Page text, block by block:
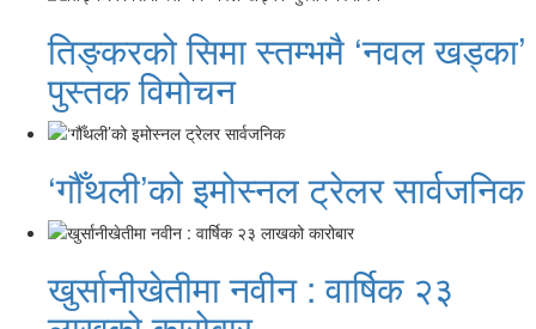
तिङ्करको सिमा स्तम्भमै ‘नवल खड्का’
पुस्तक विमोचन
‘गौँथली’को इमोस्नल ट्रेलर सार्वजनिक
खुर्सानीखेतीमा नवीन : वार्षिक २३